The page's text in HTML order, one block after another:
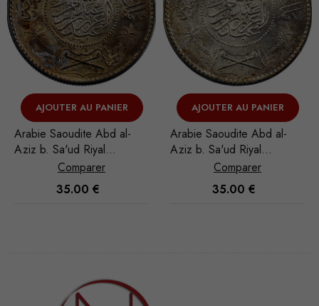
AJOUTER AU PANIER
Arabie Saoudite Abd al-
Aziz b. Sa'ud Riyal
1951/AH 1370
Comparer
35.00
VOIR L'ARTICLE
Cambodge Norodom Ier
10 Centimes 1860
Comparer
100.00